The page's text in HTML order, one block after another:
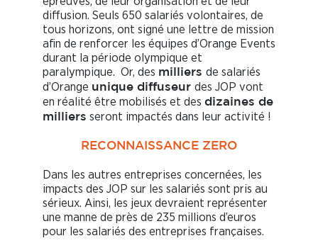
diffusion. Seuls 650 salariés volontaires, de
tous horizons, ont signé une lettre de mission
afin de renforcer les équipes d’Orange Events
durant la période olympique et
paralympique. Or, des milliers de salariés
d’Orange unique diffuseur des JOP vont
en réalité être mobilisés et des dizaines de
milliers seront impactés dans leur activité !
RECONNAISSANCE ZERO
Dans les autres entreprises concernées, les
impacts des JOP sur les salariés sont pris au
sérieux. Ainsi, les jeux devraient représenter
une manne de près de 235 millions d’euros
pour les salariés des entreprises françaises.